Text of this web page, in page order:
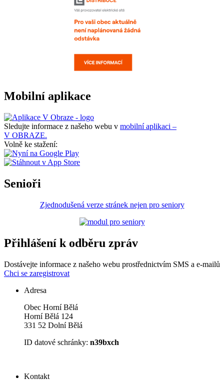
Mobilní aplikace
Sledujte informace z našeho webu v mobilní aplikaci –
V OBRAZE.
Volně ke stažení:
Senioři
Zjednodušená verze stránek nejen pro seniory
Přihlášení k odběru zpráv
Dostávejte informace z našeho webu prostřednictvím SMS a e-mailů
Chci se zaregistrovat
Adresa
Obec Horní Bělá
Horní Bělá 124
331 52 Dolní Bělá
ID datové schránky: n39bxch
Kontakt